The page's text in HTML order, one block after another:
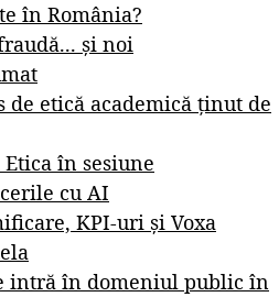
în România?
și noi
de etică academică ținut de
în sesiune
cu AI
KPI-uri și Voxa
intră în domeniul public în